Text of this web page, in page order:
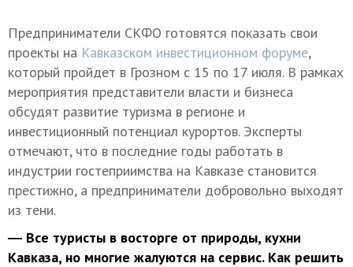
Предприниматели СКФО готовятся показать свои
проекты на Кавказском инвестиционном форуме,
который пройдет в Грозном с 15 по 17 июля. В рамках
мероприятия представители власти и бизнеса
обсудят развитие туризма в регионе и
инвестиционный потенциал курортов. Эксперты
отмечают, что в последние годы работать в
индустрии гостеприимства на Кавказе становится
престижно, а предприниматели добровольно выходят
из тени.
― Все туристы в восторге от природы, кухни
Кавказа, но многие жалуются на сервис. Как решить